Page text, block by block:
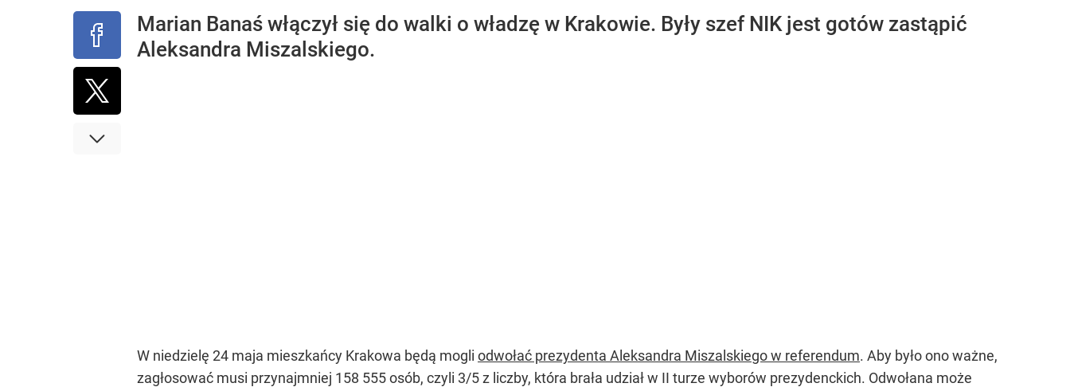
Marian Banaś włączył się do walki o władzę w Krakowie. Były szef NIK jest gotów zastąpić
Aleksandra Miszalskiego.
W niedzielę 24 maja mieszkańcy Krakowa będą mogli odwołać prezydenta Aleksandra Miszalskiego w referendum. Aby było ono ważne,
zagłosować musi przynajmniej 158 555 osób, czyli 3/5 z liczby, która brała udział w II turze wyborów prezydenckich. Odwołana może